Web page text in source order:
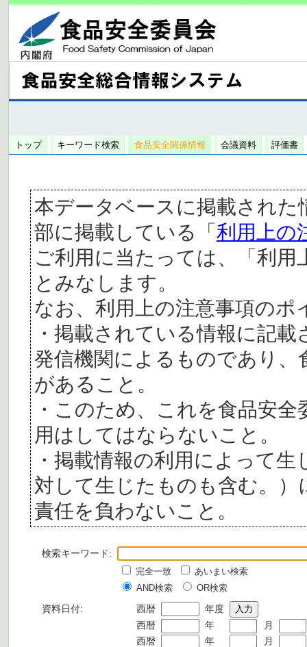
トップ キーワード検索 食品安全関係情報 会議資料 評価書
本データベースに掲載され
部に掲載している「利用上の
ご利用に当たっては、「利
とみなします。
なお、利用上の注意事項の
・掲載されている情報に記
発信機関によるものであり、
があること。
・このため、これを食品安
用はしてはならないこと。
・掲載情報の利用によって
対して生じたものも含む。
責任を負わないこと。
検索キーワード:
完全一致
あいまい検索
AND検索
OR検索
資料日付: 西暦
年度
西暦
年
月
西暦
年
月